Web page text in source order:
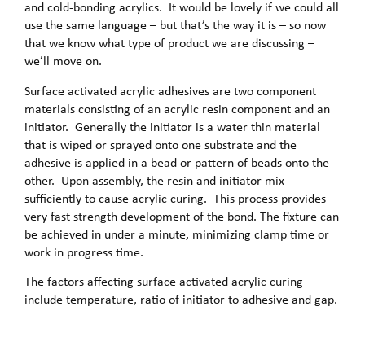
and cold-bonding acrylics. It would be lovely if we could all
use the same language – but that’s the way it is – so now
that we know what type of product we are discussing –
we’ll move on.
Surface activated acrylic adhesives are two component
materials consisting of an acrylic resin component and an
initiator. Generally the initiator is a water thin material
that is wiped or sprayed onto one substrate and the
adhesive is applied in a bead or pattern of beads onto the
other. Upon assembly, the resin and initiator mix
sufficiently to cause acrylic curing. This process provides
very fast strength development of the bond. The fixture can
be achieved in under a minute, minimizing clamp time or
work in progress time.
The factors affecting surface activated acrylic curing
include temperature, ratio of initiator to adhesive and gap.